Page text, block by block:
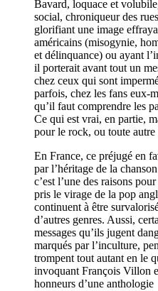
Bavard, loquace et
social, chroniqueur des
glorifiant une image
américains (misogynie,
et délinquance) ou ayant
il porterait avant tout un
chez ceux qui sont
parfois, chez les fans eux-
qu’il faut comprendre les
Ce qui est vrai, en partie,
pour le rock, ou toute autre
En France, ce préjugé en
par l’héritage de la
c’est l’une des raisons
pris le virage de la pop
continuent à être
d’autres genres. Aussi,
messages qu’ils jugent
marqués par l’inculture,
trompent tout autant en le
invoquant François Villon
honneurs d’une anthologie